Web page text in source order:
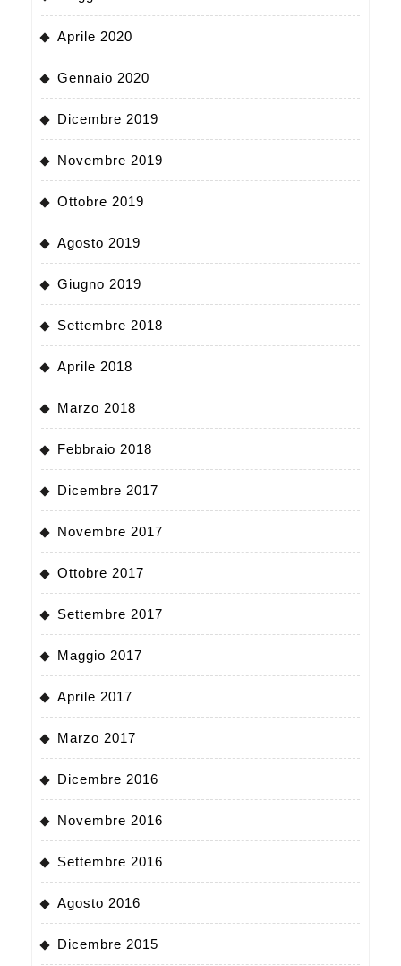
Aprile 2020
Gennaio 2020
Dicembre 2019
Novembre 2019
Ottobre 2019
Agosto 2019
Giugno 2019
Settembre 2018
Aprile 2018
Marzo 2018
Febbraio 2018
Dicembre 2017
Novembre 2017
Ottobre 2017
Settembre 2017
Maggio 2017
Aprile 2017
Marzo 2017
Dicembre 2016
Novembre 2016
Settembre 2016
Agosto 2016
Dicembre 2015